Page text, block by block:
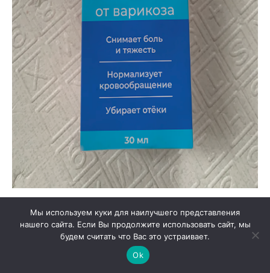
При случайном контакте геля со слизистой
оболочкой необходимо обильно промыть это
место под проточной водой. Хранить препарат
следует в недоступном для детей месте, при
Мы используем куки для наилучшего представления
нашего сайта. Если Вы продолжите использовать сайт, мы
будем считать что Вас это устраивает.
Ok